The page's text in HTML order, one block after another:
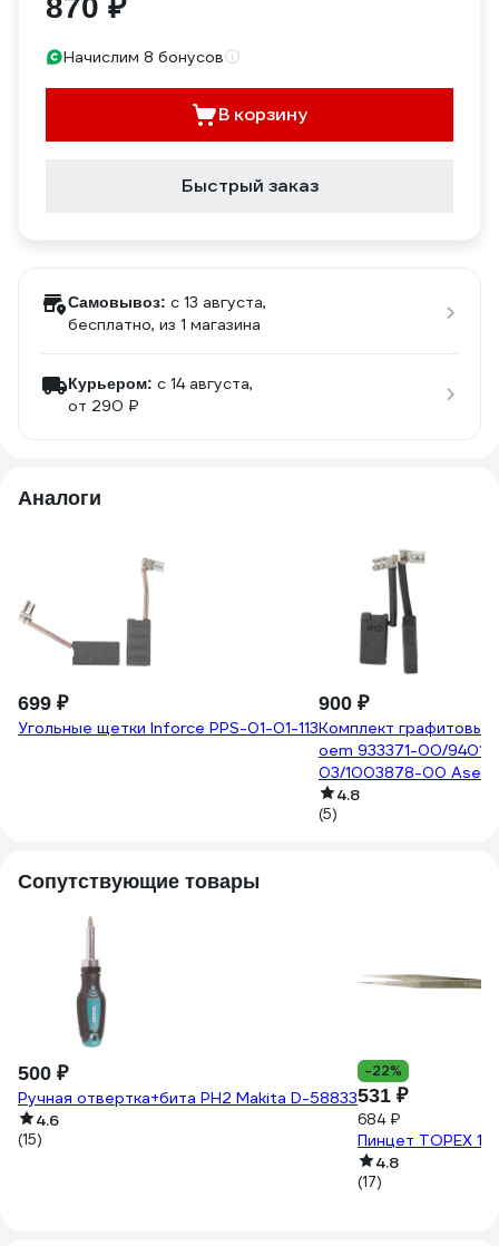
870 ₽
Начислим 8 бонусов
В корзину
Быстрый заказ
Самовывоз: c 13 августа,
бесплатно, из 1 магазина
Курьером: c 14 августа,
от 290 ₽
Аналоги
699 ₽
Угольные щетки Inforce PPS-01-01-113
900 ₽
Комплект
oem 933371-00/
03/1003878-00
4.8
(5)
Сопутствующие товары
500 ₽
Ручная отвертка+бита PH2 Makita D-58833
4.6
(15)
-22%
531 ₽
684 ₽
Пинцет TOPEX
4.8
(17)